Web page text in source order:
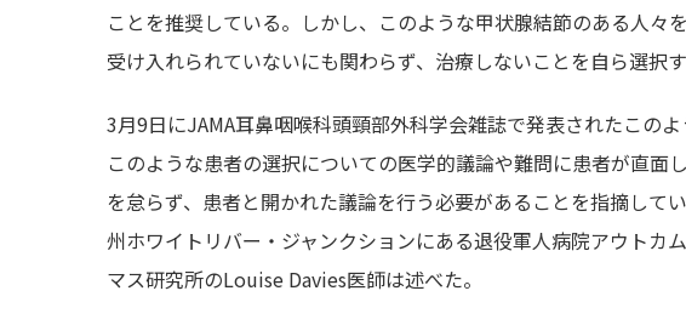
ことを推奨している。しかし、このような甲状腺結節のある人々
受け入れられていないにも関わらず、治療しないことを自ら選択す
3月9日にJAMA耳鼻咽喉科頭頸部外科学会雑誌で発表されたこの
このような患者の選択についての医学的議論や難問に患者が直面
を怠らず、患者と開かれた議論を行う必要があることを指摘して
州ホワイトリバー・ジャンクションにある退役軍人病院アウトカ
マス研究所のLouise Davies医師は述べた。